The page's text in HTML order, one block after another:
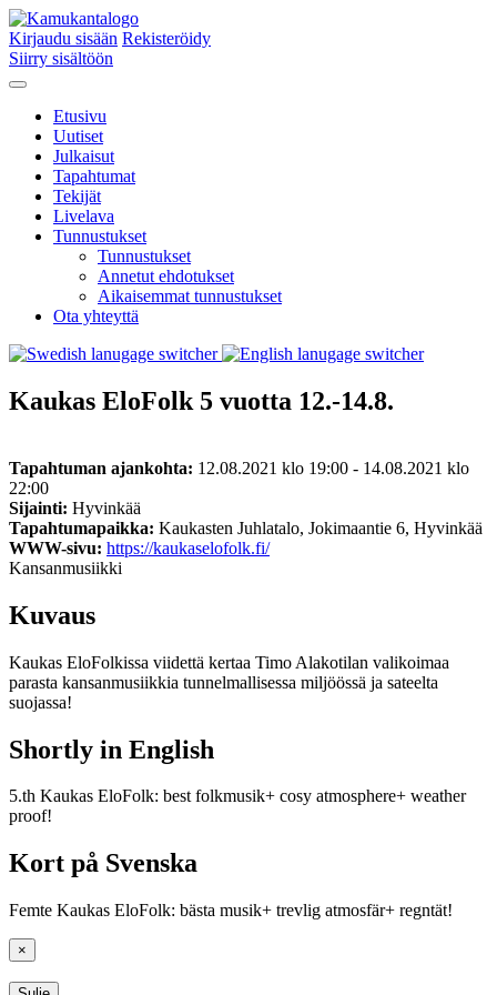
Kirjaudu sisään Rekisteröidy
Siirry sisältöön
Etusivu
Uutiset
Julkaisut
Tapahtumat
Tekijät
Livelava
Tunnustukset
Tunnustukset
Annetut ehdotukset
Aikaisemmat tunnustukset
Ota yhteyttä
Kaukas EloFolk 5 vuotta 12.-14.8.
Tapahtuman ajankohta: 12.08.2021 klo 19:00 - 14.08.2021 klo
22:00
Sijainti: Hyvinkää
Tapahtumapaikka: Kaukasten Juhlatalo, Jokimaantie 6, Hyvinkää
WWW-sivu: https://kaukaselofolk.fi/
Kansanmusiikki
Kuvaus
Kaukas EloFolkissa viidettä kertaa Timo Alakotilan valikoimaa
parasta kansanmusiikkia tunnelmallisessa miljöössä ja sateelta
suojassa!
Shortly in English
5.th Kaukas EloFolk: best folkmusik+ cosy atmosphere+ weather
proof!
Kort på Svenska
Femte Kaukas EloFolk: bästa musik+ trevlig atmosfär+ regntät!
×